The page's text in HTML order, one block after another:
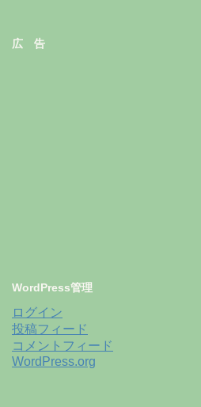
広 告
WordPress管理
ログイン
投稿フィード
コメントフィード
WordPress.org